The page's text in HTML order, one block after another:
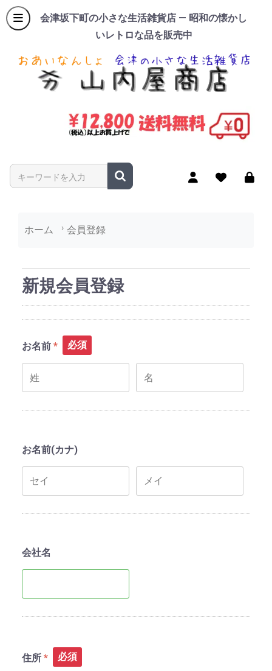
会津坂下町の小さな生活雑貨店 — 昭和の懐かし
いレトロな品を販売中
商品名やキーワードを入力
ホーム 会員登録
新規会員登録
お名前 必須
お名前(カナ)
会社名
住所 必須